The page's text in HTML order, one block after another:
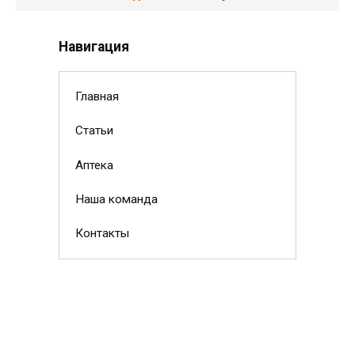
Навигация
Главная
Статьи
Аптека
Наша команда
Контакты